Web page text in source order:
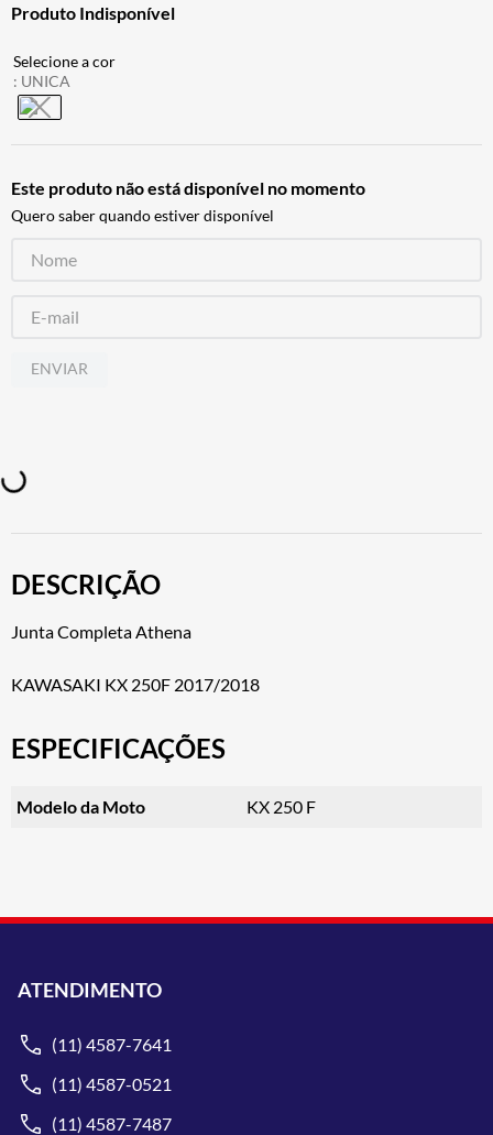
Produto Indisponível
: UNICA
Este produto não está disponível no momento
Quero saber quando estiver disponível
ENVIAR
DESCRIÇÃO
Junta Completa Athena
KAWASAKI KX 250F 2017/2018
ESPECIFICAÇÕES
Modelo da Moto KX 250 F
ATENDIMENTO
(11) 4587-7641
(11) 4587-0521
(11) 4587-7487
7º CALÇA
8º ALPINESTAR
9º